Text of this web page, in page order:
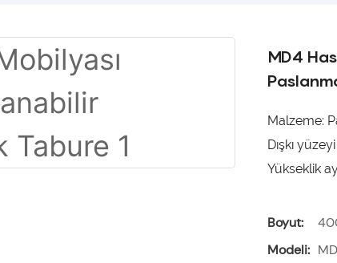
MD4
Malzeme:
Dışkı
Yükseklik
Boyut:
Modeli: